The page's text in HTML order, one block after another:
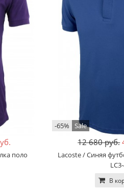
поло
-65% Sale
12 680 руб.
Lacoste / Синяя
В